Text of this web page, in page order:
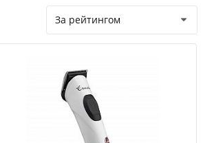
За рейтингом